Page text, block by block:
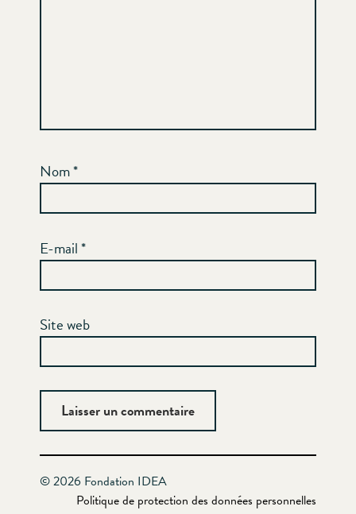
Nom*
E-mail*
Site web
© 2026 Fondation IDEA
Politique de protection des données personnelles